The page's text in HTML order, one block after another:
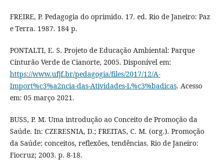
FREIRE, P. Pedagogia do oprimido. 17. ed. Rio de Janeiro: Paz
e Terra. 1987. 184 p.
PONTALTI, E. S. Projeto de Educação Ambiental: Parque
Cinturão Verde de Cianorte, 2005. Disponível em:
https://www.ufjf.br/pedagogia/files/2017/12/A-
Import%c3%a2ncia-das-Atividades-L%c3%badicas. Acesso
em: 05 março 2021.
BUSS, P. M. Uma introdução ao Conceito de Promoção da
Saúde. In: CZERESNIA, D.; FREITAS, C. M. (org.). Promoção
da Saúde: conceitos, reflexões, tendências. Rio de Janeiro:
Fiocruz; 2003. p. 8-18.